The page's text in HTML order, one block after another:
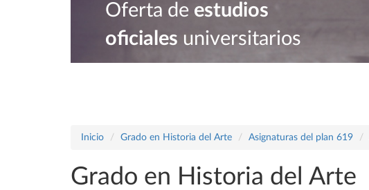
Oferta de estudios
oficiales universitarios
Inicio Grado en Historia del Arte Asignaturas del plan 619
Grado en Historia del Arte